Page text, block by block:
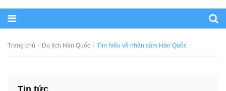
Trang chủ Du lịch Hàn Quốc Tìm hiểu về nhân sâm Hàn Quốc
Tin tức